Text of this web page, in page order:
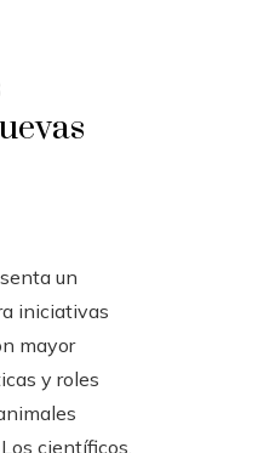
un
iniciativas
mayor
y roles
científicos,